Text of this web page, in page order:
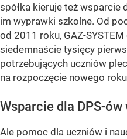
spółka kieruje też wsparcie
im wyprawki szkolne. Od
od 2011 roku, GAZ-
siedemnaście tysięcy
potrzebujących uczniów
na rozpoczęcie nowego
Wsparcie dla DPS-
Ale pomoc dla uczniów i